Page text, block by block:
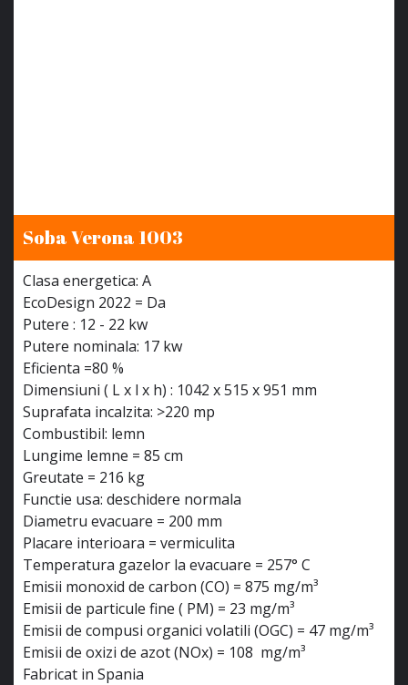
Soba Verona 1003
Clasa energetica: A
EcoDesign 2022 = Da
Putere : 12 - 22 kw
Putere nominala: 17 kw
Eficienta =80 %
Dimensiuni ( L x l x h) : 1042 x 515 x 951 mm
Suprafata incalzita: >220 mp
Combustibil: lemn
Lungime lemne = 85 cm
Greutate = 216 kg
Functie usa: deschidere normala
Diametru evacuare = 200 mm
Placare interioara = vermiculita
Temperatura gazelor la evacuare = 257° C
Emisii monoxid de carbon (CO) = 875 mg/m³
Emisii de particule fine ( PM) = 23 mg/m³
Emisii de compusi organici volatili (OGC) = 47 mg/m³
Emisii de oxizi de azot (NOx) = 108 mg/m³
Fabricat in Spania